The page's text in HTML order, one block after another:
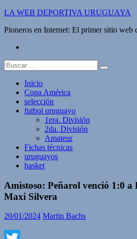
Saltar
contenido
LA WEB DEPORTIVA URUGUAYA
Pioneros en Internet: El primer sitio web
Buscar:
Inicio
Copa América
selección
futbol uruguayo
1era. División
2da. División
Amateur
Fichas técnicas
uruguayos
basket
Amistoso: Peñarol venció 1:0 a
Maxi Silvera
20/01/2024 Martin Bachs